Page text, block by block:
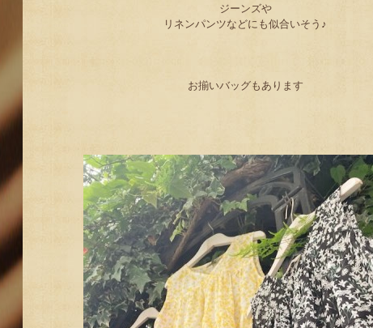
ジーンズや
リネンパンツなどにも似合いそう♪
お揃いバッグもあります